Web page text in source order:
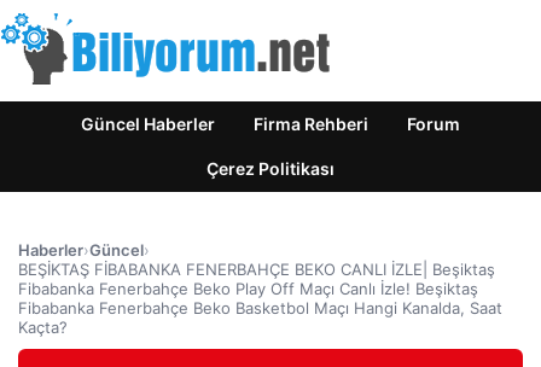
Güncel Haberler Firma Rehberi Forum
Çerez Politikası
Haberler›Güncel›
BEŞİKTAŞ FİBABANKA FENERBAHÇE BEKO CANLI İZLE| Beşiktaş
Fibabanka Fenerbahçe Beko Play Off Maçı Canlı İzle! Beşiktaş
Fibabanka Fenerbahçe Beko Basketbol Maçı Hangi Kanalda, Saat
Kaçta?